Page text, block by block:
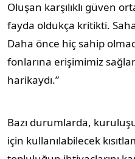
Oluşan karşılıklı güven
fayda oldukça kritikti.
Daha önce hiç sahip
fonlarına erişimimiz
harikaydı.”
Bazı durumlarda,
için kullanılabilecek